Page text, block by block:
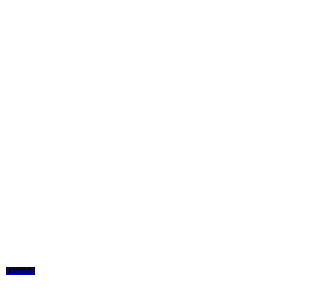
Featured